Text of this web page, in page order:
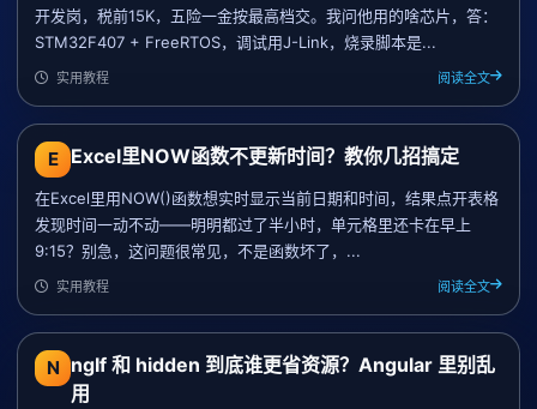
开发岗，税前15K，五险一金按最高档交。我问他用的啥芯片，答：
STM32F407 + FreeRTOS，调试用J-Link，烧录脚本是...
实用教程 阅读全文
E Excel里NOW函数不更新时间？教你几招搞定
在Excel里用NOW()函数想实时显示当前日期和时间，结果点开表格
发现时间一动不动——明明都过了半小时，单元格里还卡在早上
9:15？别急，这问题很常见，不是函数坏了，...
实用教程 阅读全文
N ngIf 和 hidden 到底谁更省资源？Angular 里别乱
用